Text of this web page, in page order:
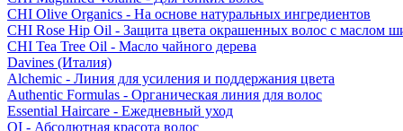
CHI Olive Organics - На основе натуральных ингредиентов
CHI Rose Hip Oil - Защита цвета окрашенных волос с маслом
CHI Tea Tree Oil - Масло чайного дерева
Davines (Италия)
Alchemic - Линия для усиления и поддержания цвета
Authentic Formulas - Органическая линия для волос
Essential Haircare - Eжедневный уход
OI - Абсолютная красота волос